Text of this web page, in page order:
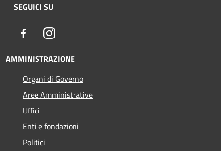
SEGUICI SU
FacebookInstagram
AMMINISTRAZIONE
Organi di Governo
Aree Amministrative
Uffici
Enti e fondazioni
Politici